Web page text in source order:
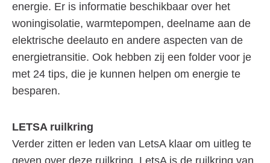
energie. Er is informatie beschikbaar over het
woningisolatie, warmtepompen, deelname aan de
elektrische deelauto en andere aspecten van de
energietransitie. Ook hebben zij een folder voor je
met 24 tips, die je kunnen helpen om energie te
besparen.
LETSA ruilkring
Verder zitten er leden van LetsA klaar om uitleg te
geven over deze ruilkring. LetsA is de ruilkring van